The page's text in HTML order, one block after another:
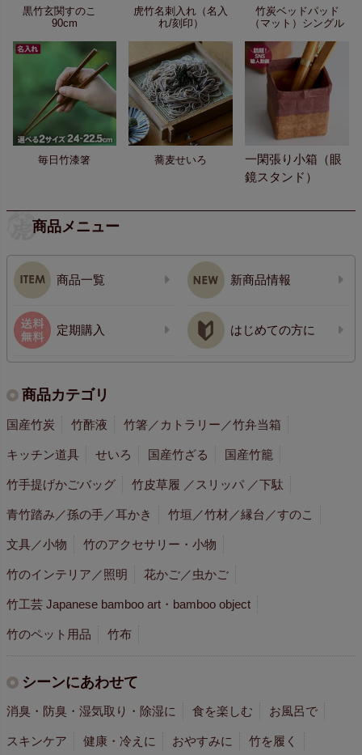
黒竹玄関すのこ
90cm
虎竹名刺入れ（名入
れ/刻印）
竹炭ベッドパッド
（マット）シングル
毎日竹漆箸 蕎麦せいろ
一閑張り小箱（眼
鏡スタンド）
商品メニュー
商品一覧 新商品情報
定期購入 はじめての方に
商品カテゴリ
国産竹炭 竹酢液 竹箸／カトラリー／竹弁当箱
キッチン道具 せいろ 国産竹ざる 国産竹籠
竹手提げかごバッグ 竹皮草履 ／スリッパ ／下駄
青竹踏み／孫の手／耳かき 竹垣／竹材／縁台／すのこ
文具／小物 竹のアクセサリー・小物
竹のインテリア／照明 花かご／虫かご
竹工芸 Japanese bamboo art・bamboo object
竹のペット用品 竹布
シーンにあわせて
消臭・防臭・湿気取り・除湿に 食を楽しむ お風呂で
スキンケア 健康・冷えに おやすみに 竹を履く